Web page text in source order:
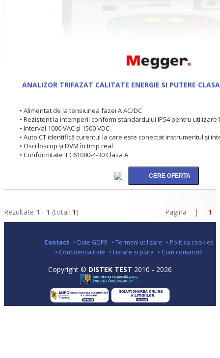
ANALIZOR TRIFAZAT CALITATE ENERGIE SI PUTERE
• Alimentat de la tensiunea fazei A AC/DC
• Rezistent la intemperii conform standardului IP54 pentru utilizare
• Interval 1000 VAC şi 1500 VDC
• Auto CT identifică curentul la care este conectat instrumentul şi
• Oscilloscop şi DVM în timp real
• Conformitate IEC61000-4-30 Clasa A
Rezultate 1 - 1 (total: 1) Pagina | 1
Contact • Date GDPR • Termeni utilizare • Politica cookies
• Confidentialitate • Livrare si plata • Cum comanzi?
Copyright © DISTEK TEST 2010 - 2026